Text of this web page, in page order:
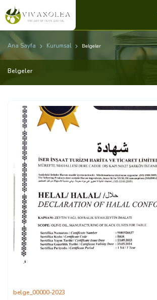
Ana Sayfa Kurumsal Belgeler
Belgeler
belge_00000-2023